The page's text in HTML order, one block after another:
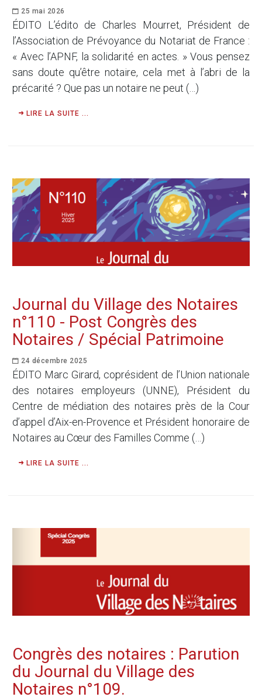
25 mai 2026
ÉDITO L’édito de Charles Mourret, Président de
l’Association de Prévoyance du Notariat de France :
« Avec l’APNF, la solidarité en actes. » Vous pensez
sans doute qu’être notaire, cela met à l’abri de la
précarité ? Que pas un notaire ne peut (…)
LIRE LA SUITE ...
Journal du Village des Notaires
n°110 - Post Congrès des
Notaires / Spécial Patrimoine
24 décembre 2025
ÉDITO Marc Girard, coprésident de l’Union nationale
des notaires employeurs (UNNE), Président du
Centre de médiation des notaires près de la Cour
d’appel d’Aix-en-Provence et Président honoraire de
Notaires au Cœur des Familles Comme (…)
LIRE LA SUITE ...
Congrès des notaires : Parution
du Journal du Village des
Notaires n°109.